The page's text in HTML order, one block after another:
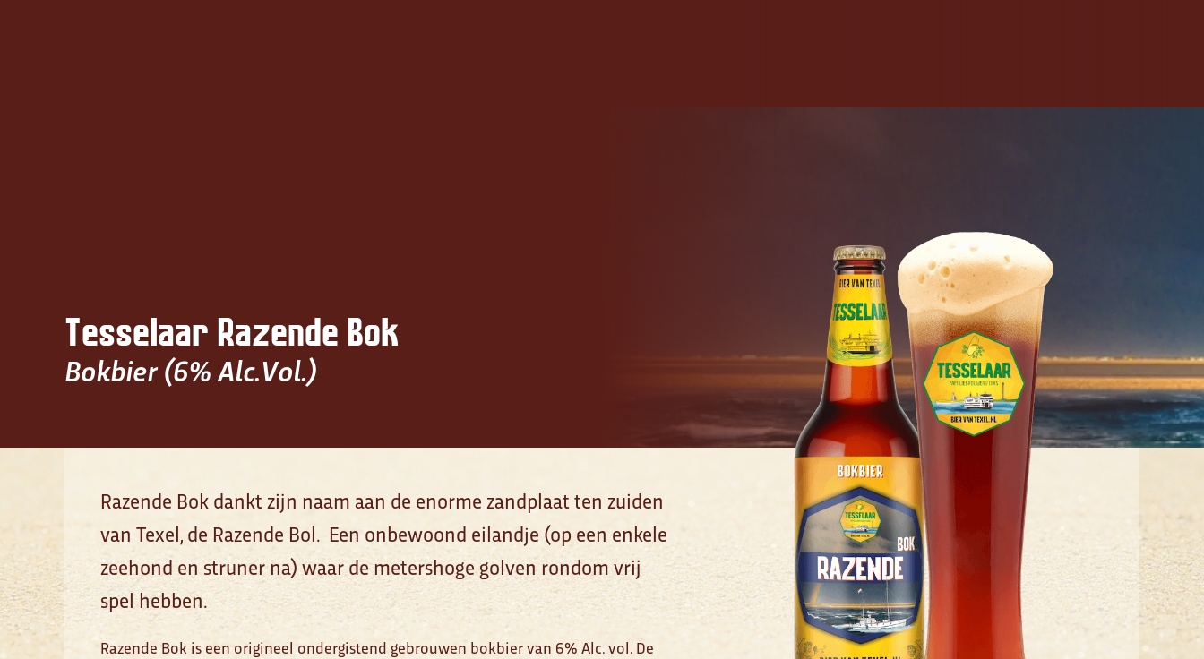
Tesselaar Razende Bok
Bokbier (6% Alc.Vol.)
Razende Bok dankt zijn naam aan de enorme zandplaat ten zuiden
van Texel, de Razende Bol. Een onbewoond eilandje (op een enkele
zeehond en struner na) waar de metershoge golven rondom vrij
spel hebben.
Razende Bok is een origineel ondergistend gebrouwen bokbier van 6% Alc. vol. De